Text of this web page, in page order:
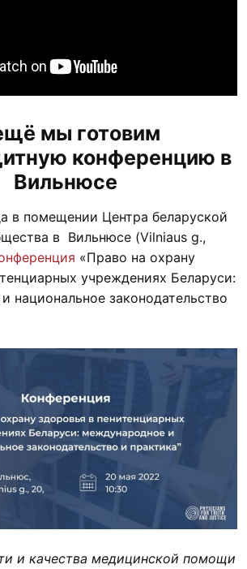
мы готовим
конференцию в
Вильнюсе
в помещении Центра беларуской
в Вильнюсе (Vilniaus g.,
«Право на охрану
учреждениях Беларуси:
национальное законодательство
и качества медицинской помощи